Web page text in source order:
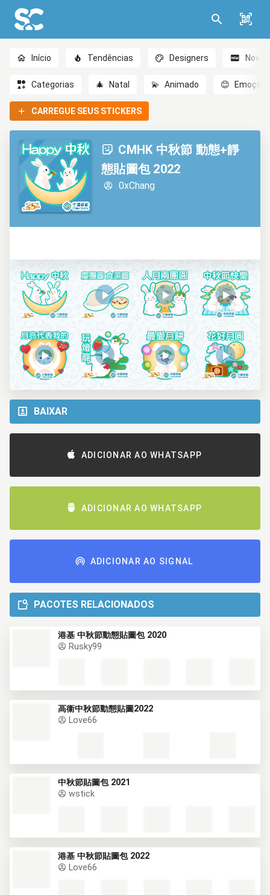
Início Tendências Designers Novo
Categorias 🎄 Natal 💫 Animado 😊
CARREGUE SEUS STICKERS
CMHK 中秋節 動態+靜
態貼圖包 2022
0xChang
BAIXAR
ADICIONAR AO WHATSAPP
ADICIONAR AO WHATSAPP
ADICIONAR AO SIGNAL
PACOTES RELACIONADOS
港基 中秋節動態貼圖包 2020
Rusky99
高衞中秋節動態貼圖2022
Love66
中秋節貼圖包 2021
wstick
港基 中秋節貼圖包 2022
Love66